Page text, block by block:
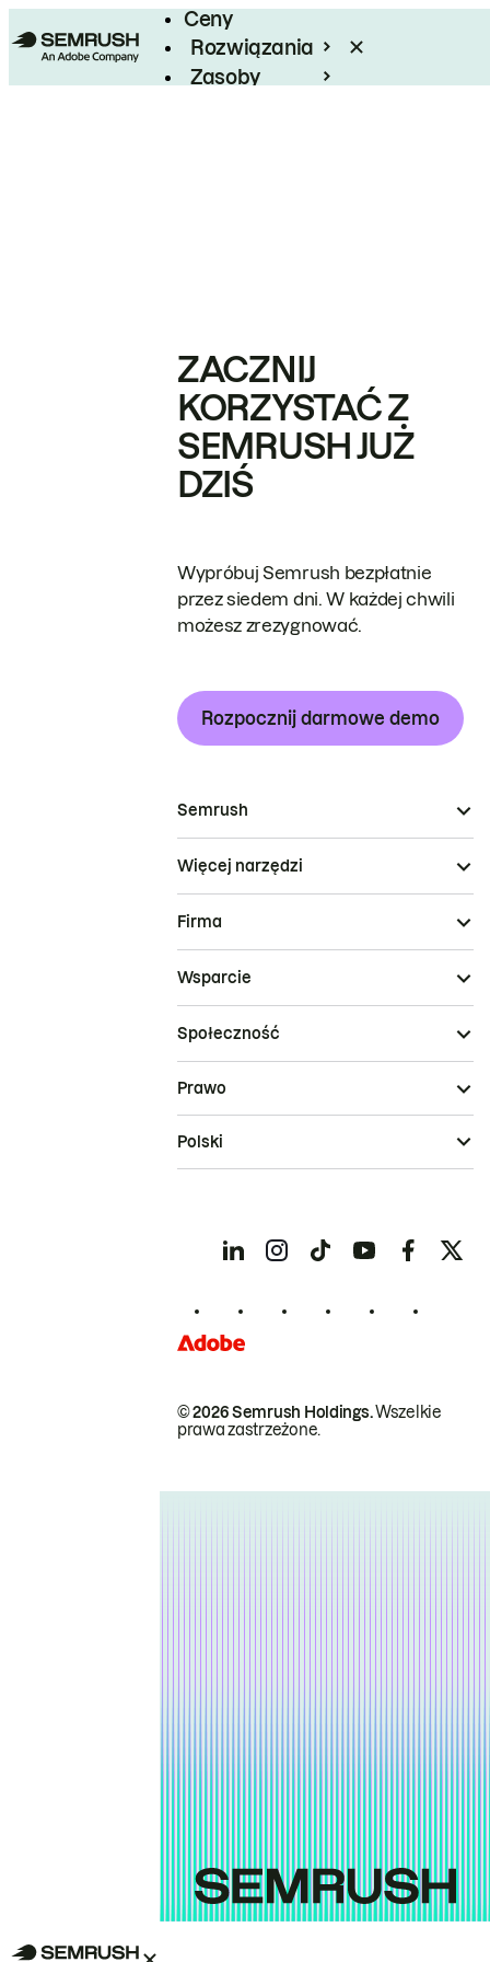
Ceny
Rozwiązania
Zasoby
ZACZNIJ
KORZYSTAĆ Z
SEMRUSH JUŻ
DZIŚ
Wypróbuj Semrush bezpłatnie
przez siedem dni. W każdej chwili
możesz zrezygnować.
Rozpocznij darmowe demo
Semrush
Więcej narzędzi
Firma
Wsparcie
Społeczność
© 2026 Semrush Holdings.Wszelkie
prawa zastrzeżone.
Prawo
Polski